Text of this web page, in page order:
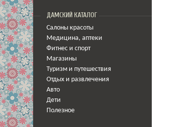
ДАМСКИЙ КАТАЛОГ
Салоны красоты
Медицина, аптеки
Фитнес и спорт
Магазины
Туризм и путешествия
Отдых и развлечения
Авто
Дети
Полезное